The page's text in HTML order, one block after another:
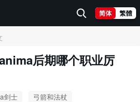
简体 繁體
后期哪个职业厉
剑士
弓箭和法杖